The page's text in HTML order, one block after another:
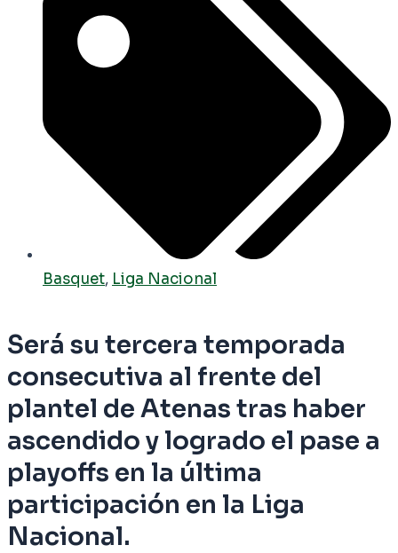
Basquet, Liga Nacional
Será su tercera temporada
consecutiva al frente del
plantel de Atenas tras haber
ascendido y logrado el pase a
playoffs en la última
participación en la Liga
Nacional.